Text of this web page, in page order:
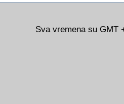
Sva vremena su GMT